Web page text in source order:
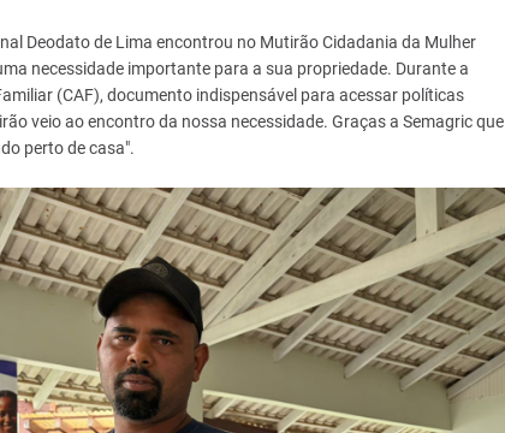
Deodato de Lima encontrou no Mutirão Cidadania da Mulher
necessidade importante para a sua propriedade. Durante a
(CAF), documento indispensável para acessar políticas
veio ao encontro da nossa necessidade. Graças a Semagric que
perto de casa".